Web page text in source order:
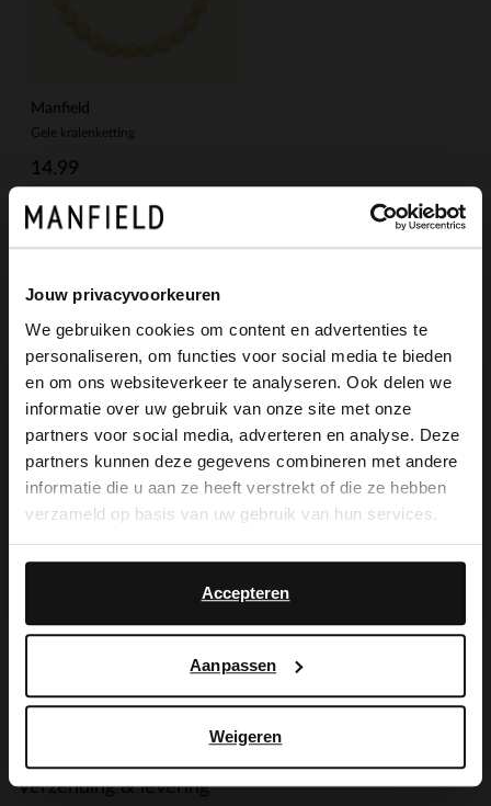
Jouw privacyvoorkeuren
We gebruiken cookies om content en advertenties te
personaliseren, om functies voor social media te bieden
en om ons websiteverkeer te analyseren. Ook delen we
informatie over uw gebruik van onze site met onze
partners voor social media, adverteren en analyse. Deze
partners kunnen deze gegevens combineren met andere
informatie die u aan ze heeft verstrekt of die ze hebben
verzameld op basis van uw gebruik van hun services.
Accepteren
Aanpassen
Weigeren
Manfield
Gele kralenketting
14.99
De My Manfield
voordelen wachten
op je.
Meer over My Manfield
Verzending & levering
×
View this website in English?
It looks like your language isn't Dutch. Would
you like to switch to English?
English